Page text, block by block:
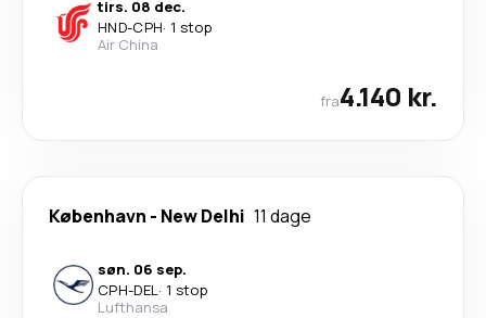
tirs. 08 dec.
HND-CPH· 1 stop
Air China
fra4.140 kr.
København - New Delhi 11 dage
søn. 06 sep.
CPH-DEL· 1 stop
Lufthansa